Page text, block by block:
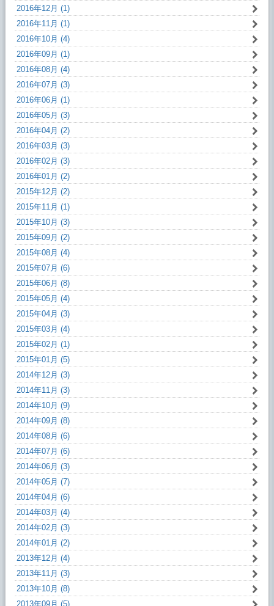
2016年12月 (1)
2016年11月 (1)
2016年10月 (4)
2016年09月 (1)
2016年08月 (4)
2016年07月 (3)
2016年06月 (1)
2016年05月 (3)
2016年04月 (2)
2016年03月 (3)
2016年02月 (3)
2016年01月 (2)
2015年12月 (2)
2015年11月 (1)
2015年10月 (3)
2015年09月 (2)
2015年08月 (4)
2015年07月 (6)
2015年06月 (8)
2015年05月 (4)
2015年04月 (3)
2015年03月 (4)
2015年02月 (1)
2015年01月 (5)
2014年12月 (3)
2014年11月 (3)
2014年10月 (9)
2014年09月 (8)
2014年08月 (6)
2014年07月 (6)
2014年06月 (3)
2014年05月 (7)
2014年04月 (6)
2014年03月 (4)
2014年02月 (3)
2014年01月 (2)
2013年12月 (4)
2013年11月 (3)
2013年10月 (8)
2013年09月 (5)